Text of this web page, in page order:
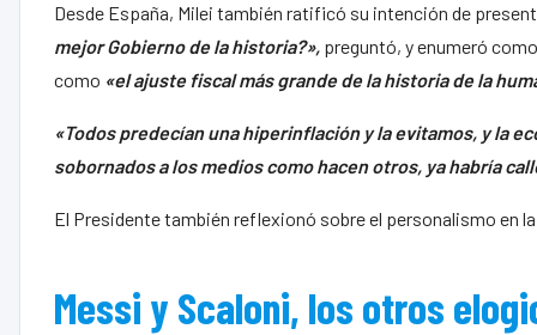
Desde España, Milei también ratificó su intención de
mejor Gobierno de la historia?», preguntó, y enumeró
como «el ajuste fiscal más grande de la historia de la
«Todos predecían una hiperinflación y la evitamos, y la
sobornados a los medios como hacen otros, ya habría
El Presidente también reflexionó sobre el personalismo en
Messi y Scaloni, los otros